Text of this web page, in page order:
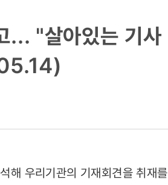
... "살아있는 기사
해 우리기관의 기재회견을 취재를